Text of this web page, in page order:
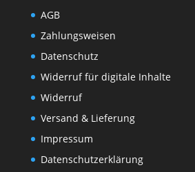
AGB
Zahlungsweisen
Datenschutz
Widerruf für digitale Inhalte
Widerruf
Versand & Lieferung
Impressum
Datenschutzerklärung